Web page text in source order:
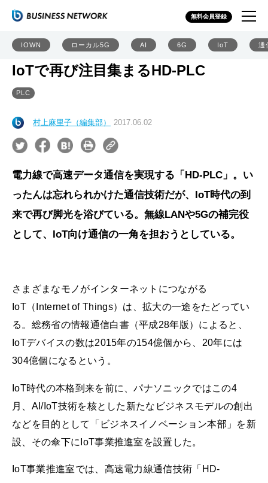
無料会員登録
IOWN ローカル5G AI 6G IoT 通
IoTで再び注目集まるHD-PLC
PLC
村上麻里子（編集部） 2017.06.02
電力線で高速データ通信を実現する「HD-PLC」。い
ったんは忘れられかけた通信技術だが、IoT時代の到
来で再び脚光を浴びている。無線LANや5Gの補完役
として、IoT向け通信の一角を担おうとしている。
さまざまなモノがインターネットにつながる
IoT（Internet of Things）は、拡大の一途をたどってい
る。総務省の情報通信白書（平成28年版）によると、
IoTデバイスの数は2015年の154億個から、20年には
304億個になるという。
IoT時代の本格到来を前に、パナソニックではこの4
月、AI/IoT技術を核とした新たなビジネスモデルの創出
などを目的として「ビジネスイノベーション本部」を新
設、その傘下にIoT事業推進室を設置した。
IoT事業推進室では、高速電力線通信技術「HD-